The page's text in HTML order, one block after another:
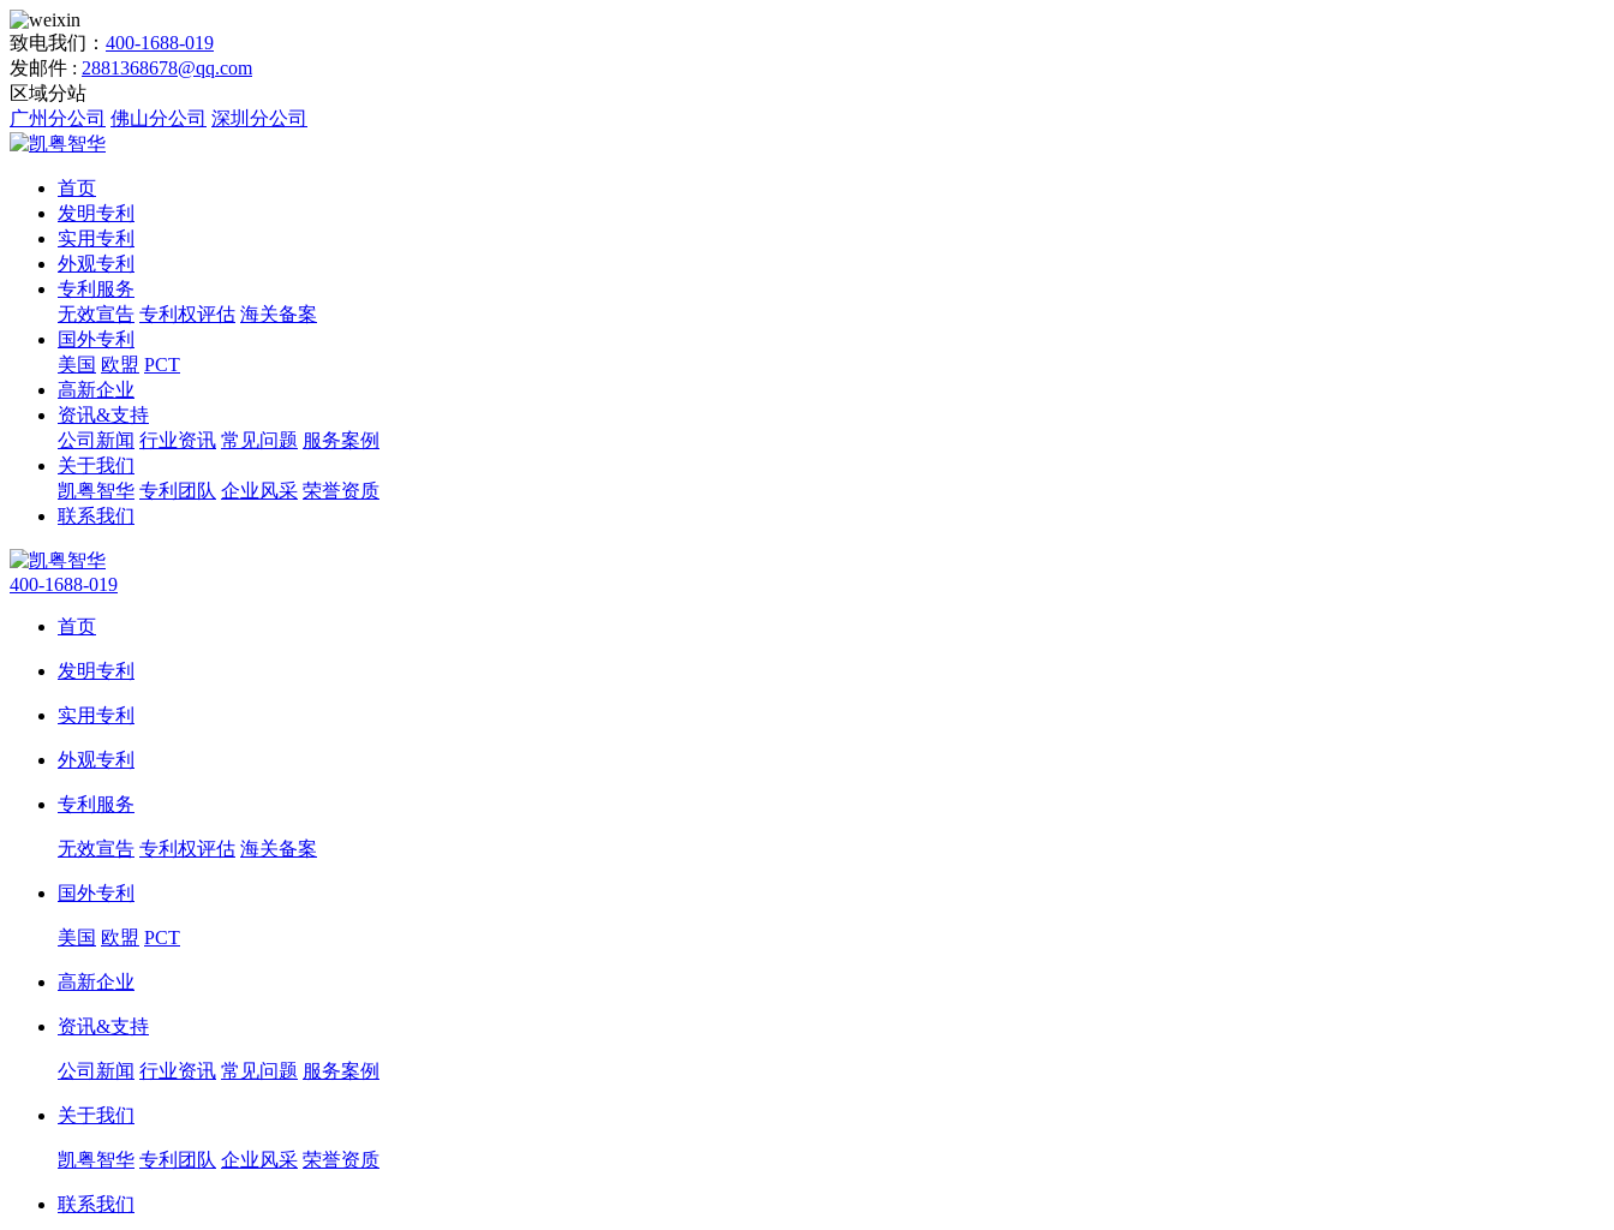
致电我们： 400-1688-019
发邮件 : 2881368678@qq.com
区域分站
广州分公司 佛山分公司 深圳分公司
首页
发明专利
实用专利
外观专利
专利服务
无效宣告 专利权评估 海关备案
国外专利
美国 欧盟 PCT
高新企业
资讯&支持
公司新闻 行业资讯 常见问题 服务案例
关于我们
凯粤智华 专利团队 企业风采 荣誉资质
联系我们
400-1688-019
首页
发明专利
实用专利
外观专利
专利服务
无效宣告 专利权评估 海关备案
国外专利
美国 欧盟 PCT
高新企业
资讯&支持
公司新闻 行业资讯 常见问题 服务案例
关于我们
凯粤智华 专利团队 企业风采 荣誉资质
联系我们